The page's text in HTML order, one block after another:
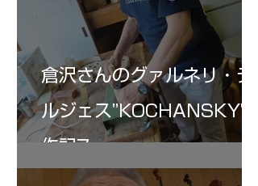
倉沢さんのグァルネリ・デ
ルジェス”KOCHANSKY"制
作記7